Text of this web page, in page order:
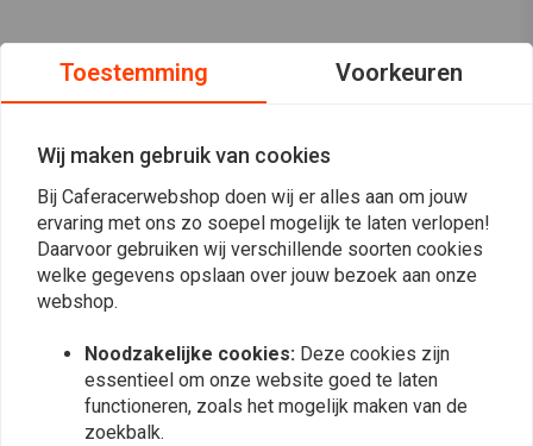
Op de hoogte blijven?
Toestemming Voorkeuren
Wij maken gebruik van cookies
Bij Caferacerwebshop doen wij er alles aan om jouw
ervaring met ons zo soepel mogelijk te laten verlopen!
Daarvoor gebruiken wij verschillende soorten cookies
welke gegevens opslaan over jouw bezoek aan onze
webshop.
Noodzakelijke cookies: Deze cookies zijn
essentieel om onze website goed te laten
functioneren, zoals het mogelijk maken van de
zoekbalk.